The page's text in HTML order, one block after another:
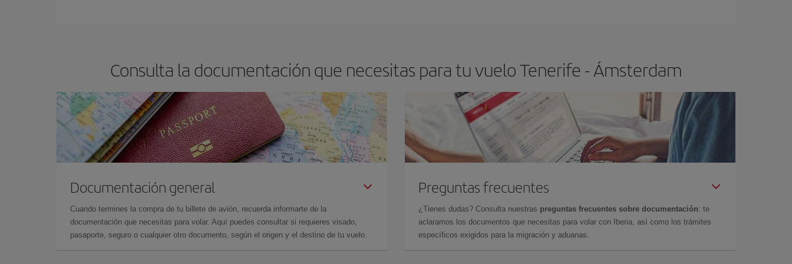
Consulta la documentación que necesitas para tu vuelo Tenerife - Ámsterdam
Documentación general
Cuando termines la compra de tu billete de avión, recuerda informarte de la
documentación que necesitas para volar. Aquí puedes consultar si requieres visado,
pasaporte, seguro o cualquier otro documento, según el origen y el destino de tu vuelo.
Preguntas frecuentes
¿Tienes dudas? Consulta nuestras preguntas frecuentes sobre documentación: te
aclaramos los documentos que necesitas para volar con Iberia, así como los trámites
específicos exigidos para la migración y aduanas.